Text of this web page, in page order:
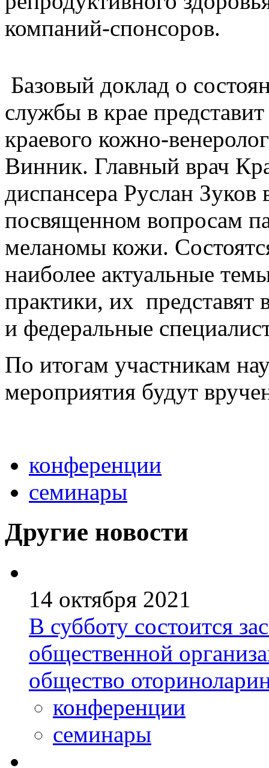
компаний-спонсоров.
Базовый доклад о
службы в крае
краевого кожно-
Винник. Главный врач
диспансера Руслан
посвященном вопросам
меланомы кожи.
наиболее актуальные
практики, их представят
и федеральные
По итогам участникам
мероприятия будут
конференции
семинары
Другие новости
14 октября 2021
В субботу состоится
общественной
общество
конференции
семинары